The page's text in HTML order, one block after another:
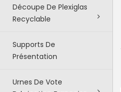
Découpe De Plexiglas
Recyclable
Supports De
Présentation
Urnes De Vote